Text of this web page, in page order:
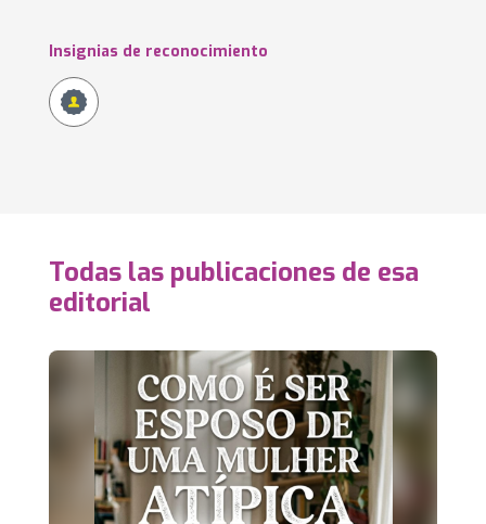
Insignias de reconocimiento
Todas las publicaciones de esa
editorial